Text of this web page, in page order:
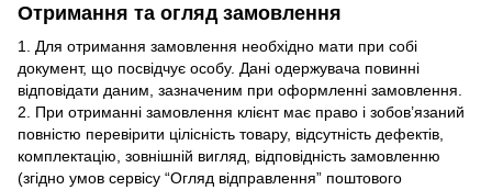
Отримання та огляд замовлення
1. Для отримання замовлення необхідно мати при собі
документ, що посвідчує особу. Дані одержувача повинні
відповідати даним, зазначеним при оформленні замовлення.
2. При отриманні замовлення клієнт має право і зобов’язаний
повністю перевірити цілісність товару, відсутність дефектів,
комплектацію, зовнішній вигляд, відповідність замовленню
(згідно умов сервісу “Огляд відправлення” поштового